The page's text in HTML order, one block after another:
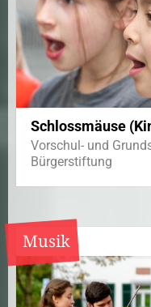
Schlossmäuse
Vorschul- und
Bürgerstiftung
Musik